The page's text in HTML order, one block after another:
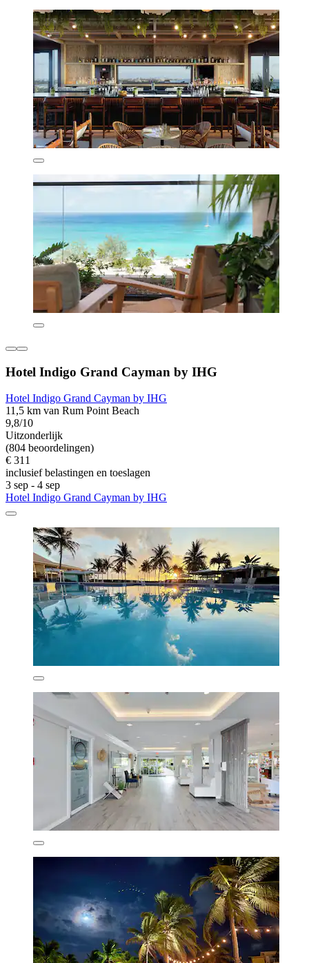
Hotel Indigo Grand Cayman by IHG
Hotel Indigo Grand Cayman by IHG
11,5 km van Rum Point Beach
9,8/10
Uitzonderlijk
(804 beoordelingen)
€ 311
inclusief belastingen en toeslagen
3 sep - 4 sep
Hotel Indigo Grand Cayman by IHG